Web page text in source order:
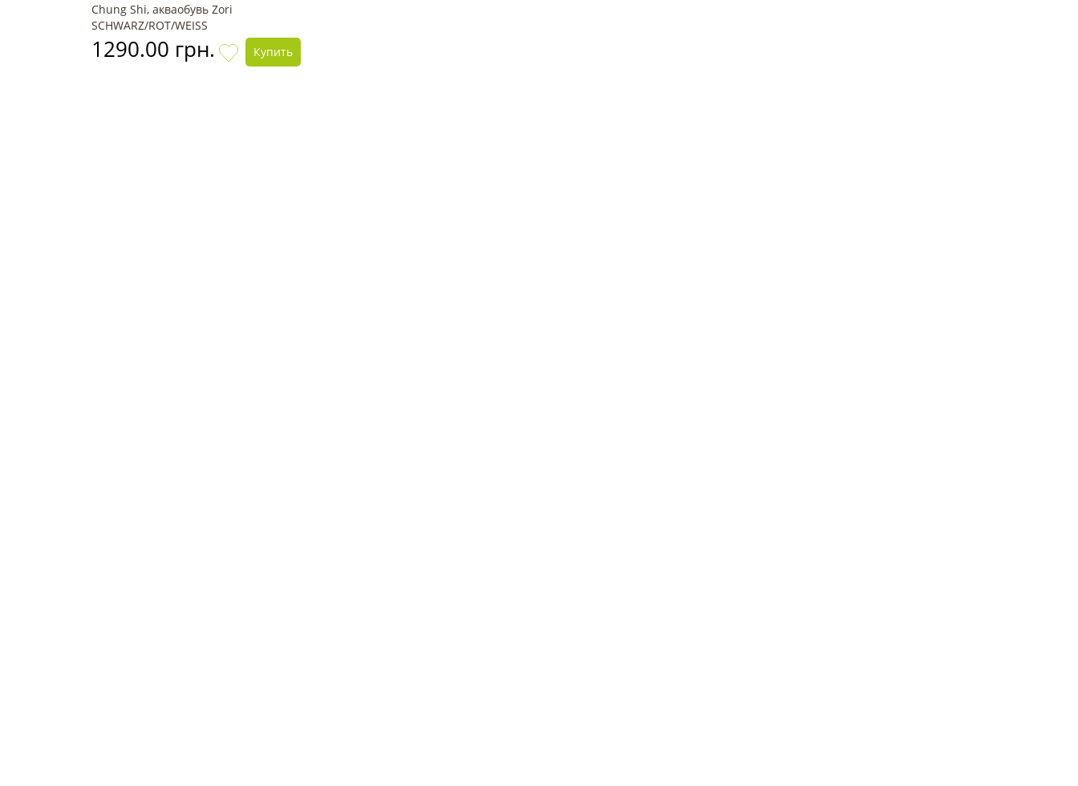
Chung Shi, акваобувь Zori
SCHWARZ/ROT/WEISS
1290.00 грн. Купить